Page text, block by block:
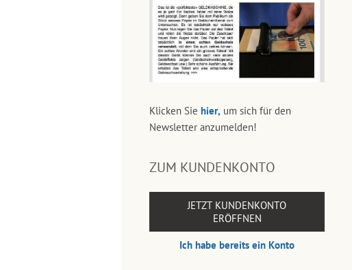
Klicken Sie hier, um sich für den
Newsletter anzumelden!
ZUM KUNDENKONTO
JETZT KUNDENKONTO
ERÖFFNEN
Ich habe bereits ein Konto